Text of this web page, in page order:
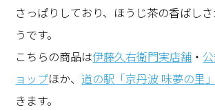
さっぱりしており、ほうじ茶の香ばし
うです。
こちらの商品は伊藤久右衛門実店舗 ・
ョップほか、道の駅「京丹波 味夢の里」
きます。